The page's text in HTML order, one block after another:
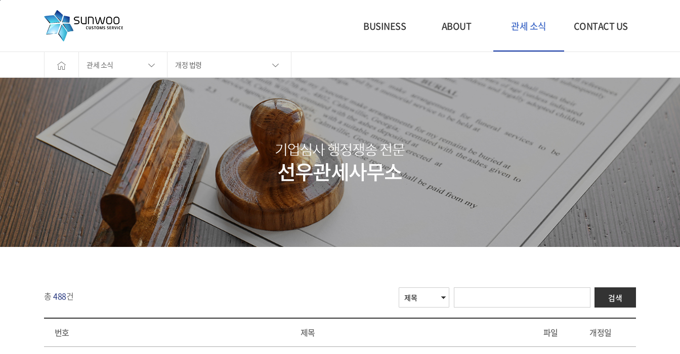
관세 소식
관세 소식 개정 법령
총488건
번호 제목 파일 개정일